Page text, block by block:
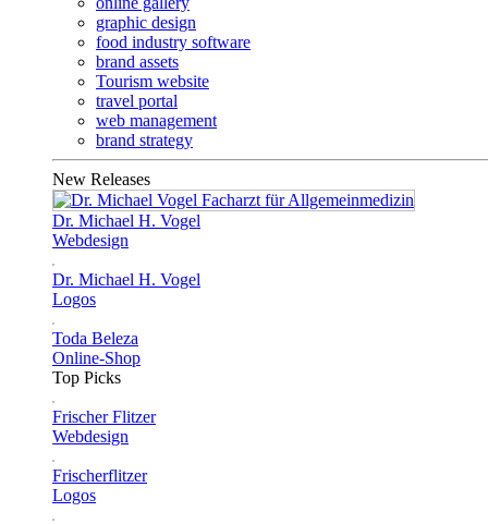
graphic design
food industry software
brand assets
Tourism website
travel portal
web management
brand strategy
New Releases
Dr. Michael H. Vogel
Webdesign
Dr. Michael H. Vogel
Logos
Toda Beleza
Online-Shop
Top Picks
Frischer Flitzer
Webdesign
Frischerflitzer
Logos